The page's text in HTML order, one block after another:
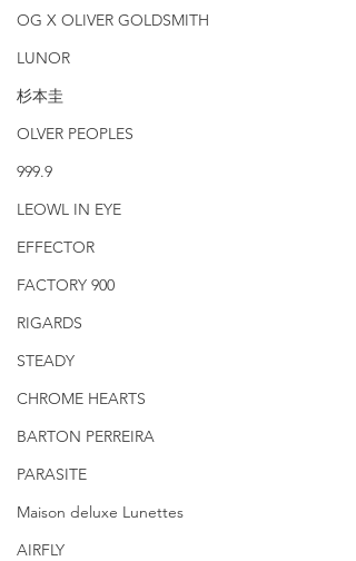
OG X OLIVER GOLDSMITH
LUNOR
杉本圭
OLVER PEOPLES
999.9
LEOWL IN EYE
EFFECTOR
FACTORY 900
RIGARDS
STEADY
CHROME HEARTS
BARTON PERREIRA
PARASITE
Maison deluxe Lunettes
AIRFLY